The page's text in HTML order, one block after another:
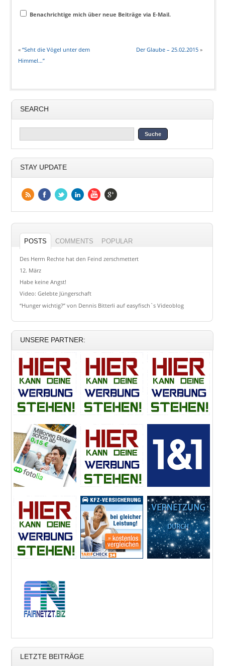
Benachrichtige mich über neue Beiträge via E-Mail.
« “Seht die Vögel unter dem
Himmel…”
Der Glaube – 25.02.2015 »
SEARCH
STAY UPDATE
POSTS COMMENTS POPULAR
Des Herrn Rechte hat den Feind zerschmettert
12. März
Habe keine Angst!
Video: Gelebte Jüngerschaft
“Hunger wichtig?” von Dennis Bitterli auf easyfisch`s Videoblog
UNSERE PARTNER:
LETZTE BEITRÄGE